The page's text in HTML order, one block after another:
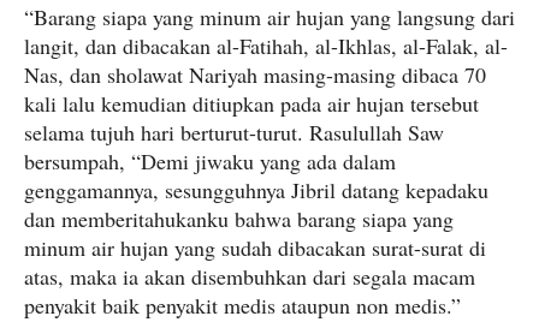
“Barang siapa yang minum air hujan yang langsung dari
langit, dan dibacakan al-Fatihah, al-Ikhlas, al-Falak, al-
Nas, dan sholawat Nariyah masing-masing dibaca 70
kali lalu kemudian ditiupkan pada air hujan tersebut
selama tujuh hari berturut-turut. Rasulullah Saw
bersumpah, “Demi jiwaku yang ada dalam
genggamannya, sesungguhnya Jibril datang kepadaku
dan memberitahukanku bahwa barang siapa yang
minum air hujan yang sudah dibacakan surat-surat di
atas, maka ia akan disembuhkan dari segala macam
penyakit baik penyakit medis ataupun non medis.”